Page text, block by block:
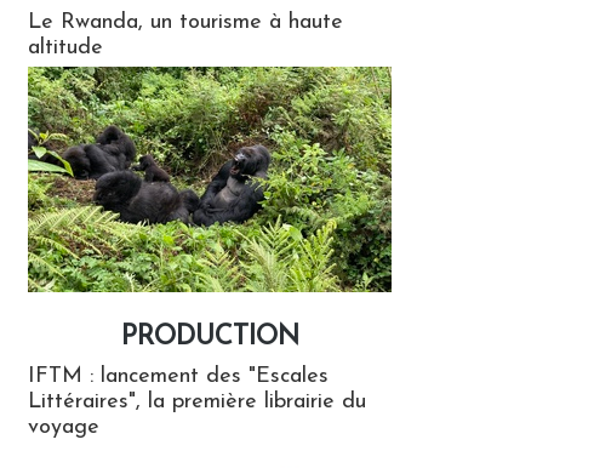
Le Rwanda, un tourisme à haute
altitude
PRODUCTION
IFTM : lancement des "Escales
Littéraires", la première librairie du
voyage